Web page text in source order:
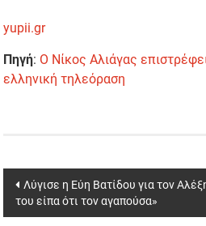
yupii.gr
Πηγή: Ο Νίκος Αλιάγας
ελληνική τηλεόραση
Post
navigation
Λύγισε η Εύη Βατίδου για τον
του είπα ότι τον αγαπούσα»